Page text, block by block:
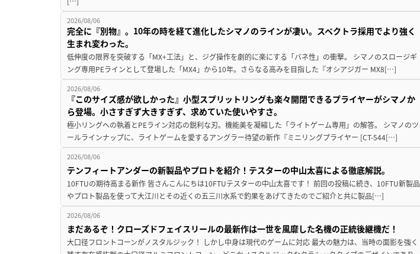
2026/08/06
完全に『別物』。10年の時を経て進化したシマノのラインが凄い。スペクトラ採用でより強く
生まれ変わった。
低伸度の限界を突破する「MX+工法」と、ジグ操作を劇的に楽にする「バネ性」の衝撃。 シマノのスロージギ
ング専用PEラインとして登場した「MX4」から10年。さらなる高みを目指した『オシアジガー MX8[…]
2026/08/06
『このサイズ感が欲しかった』小型スプリットリングも楽々開閉できるプライヤーがシマノか
ら登場。小さすぎず大きすぎず、求めていた使いやすさ。
極小リングへの執着とPEライン対応の鋭利な刃。機能美を凝縮した「ライトゲーム専用」の解答。 シマノのツ
ールラインナップに、ライトゲームを愛するアングラー待望の新作『ミニリングプライヤー [CT-544[…]
2026/08/06
テンフィートアンダーの新製品やプロトを紹介！テスターの中山太喜による徹底解説。
10FTUの期待高まる新作 皆さんこんにちは10FTUテスターの中山太喜です！ 前回の投稿に続き、10FTU新製品
やプロト製品を使って大江川とその近くの五三川水系で釣果をあげてきたのでご紹介と共に製品[…]
2026/08/06
まだあるぞ！クローズドフェイスリールの最新作は一世を風靡した名機の正統後継機だ！
大口径フロントコーンがノスタルジック！ しかし中身は現代のゲームに対応 最大の魅力は、当時の面影を強く